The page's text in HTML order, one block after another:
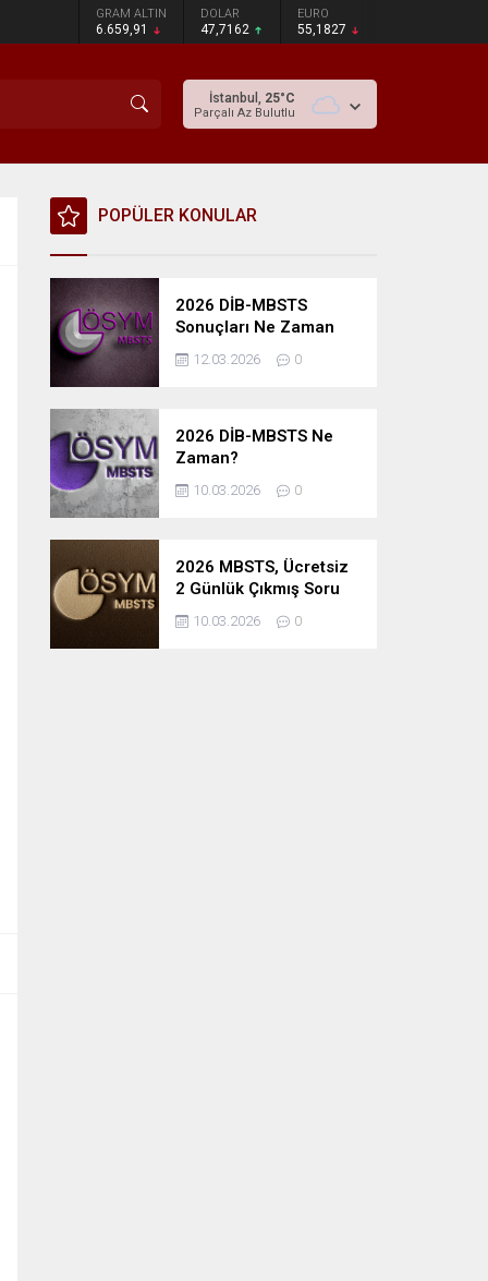
GRAM ALTIN
6.659,91
DOLAR
47,7162
EURO
55,1827
İstanbul, 25°C
Parçalı Az Bulutlu
POPÜLER KONULAR
2026 DİB-MBSTS
Sonuçları Ne Zaman
Açıklanacak?
12.03.2026 0
2026 DİB-MBSTS Ne
Zaman?
10.03.2026 0
2026 MBSTS, Ücretsiz
2 Günlük Çıkmış Soru
Çözüm Kampı
10.03.2026 0